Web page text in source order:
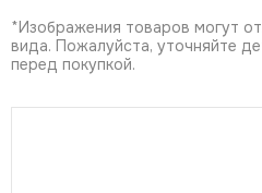
*Изображения товаров могут
вида. Пожалуйста, уточняйте
перед покупкой.